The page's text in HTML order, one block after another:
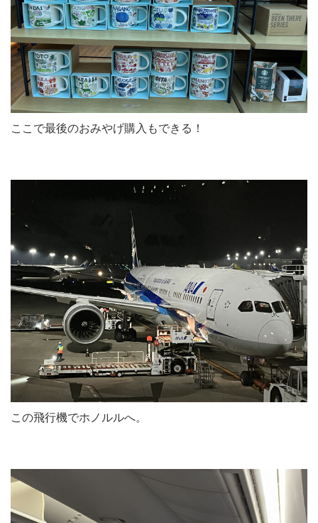
ここで最後のおみやげ購入もできる！
この飛行機でホノルルへ。